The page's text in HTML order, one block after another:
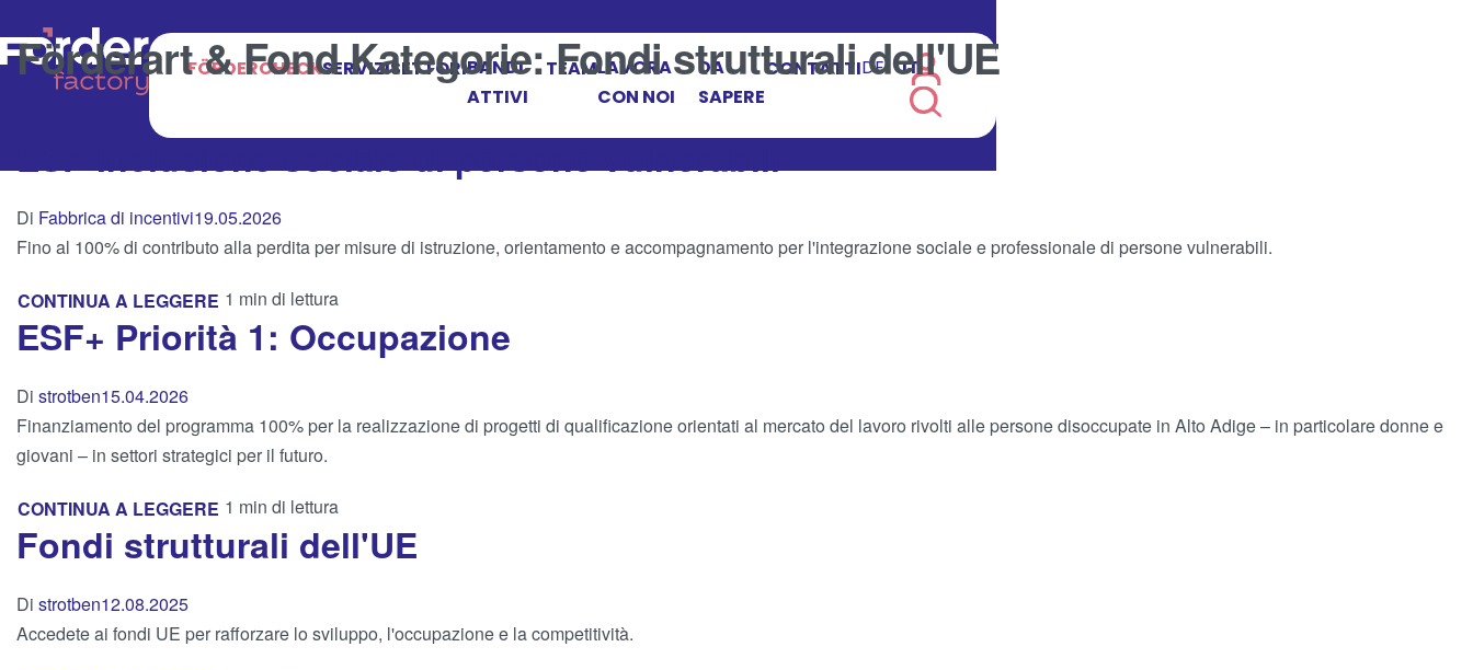
FÖRDERCHECKSERVIZISETTORIBANDI
ATTIVI
TEAMLAVORA
CON NOI
DA
SAPERE
CONTATTIDE IT
Förderart & Fond Kategorie:Fondi strutturali dell'UE
ESF-Inclusione sociale di persone vulnerabili
Di Fabbrica di incentivi19.05.2026
Fino al 100% di contributo alla perdita per misure di istruzione, orientamento e accompagnamento per l'integrazione sociale e professionale di persone vulnerabili.
CONTINUA A LEGGERE 1 min di lettura
ESF+ Priorità 1: Occupazione
Di strotben15.04.2026
Finanziamento del programma 100% per la realizzazione di progetti di qualificazione orientati al mercato del lavoro rivolti alle persone disoccupate in Alto Adige – in particolare donne e
giovani – in settori strategici per il futuro.
CONTINUA A LEGGERE 1 min di lettura
Fondi strutturali dell'UE
Di strotben12.08.2025
Accedete ai fondi UE per rafforzare lo sviluppo, l'occupazione e la competitività.